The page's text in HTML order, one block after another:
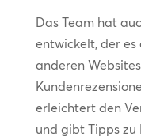
Das Team hat
entwickelt, der
anderen
erleichtert den
und gibt Tipps zu